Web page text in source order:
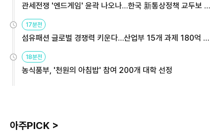
관세전쟁 '엔드게임' 윤곽 나오나…한국 新통상정책 교두보 활
17분전
섬유패션 글로벌 경쟁력 키운다…산업부 15개 과제 180억 지
18분전
농식품부, '천원의 아침밥' 참여 200개 대학 선정
아주PICK >